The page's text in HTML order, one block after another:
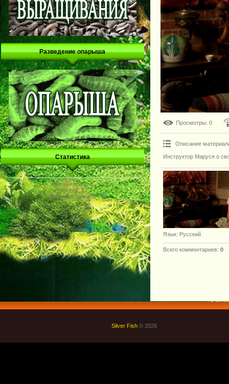
Разведение опарыша
Статистика
Онлайн всего:1
Гостей:1
Пользователей:0
Просмотры: 0
Описание
Инструктор Маруся о
Язык: Русский
Всего комментариев: 0
Silver Fish © 2026